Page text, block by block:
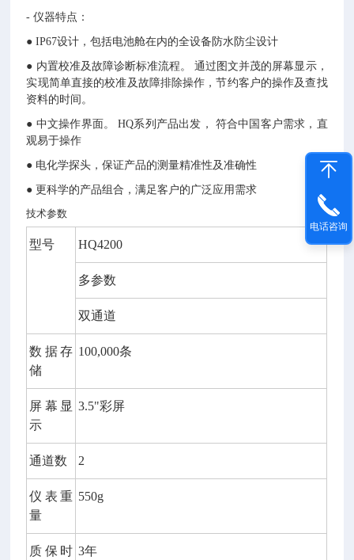
-仪器特点：
●IP67设计，包括电池舱在内的全设备防水防尘设计
● 内置校准及故障诊断标准流程。 通过图文并茂的屏幕显示，
实现简单直接的校准及故障排除操作，节约客户的操作及查找
资料的时间。
● 中文操作界面。HQ系列产品出发， 符合中国客户需求，直
观易于操作
● 电化学探头，保证产品的测量精准性及准确性
● 更科学的产品组合，满足客户的广泛应用需求
技术参数
型号 HQ4200
多参数
双通道
数据存
储
100,000条
屏幕显
示
3.5"彩屏
通道数 2
仪表重
量
550g
质保时 3年
电话咨询